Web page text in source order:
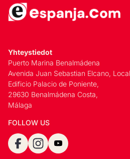
Yhteystiedot
Puerto Marina Benalmádena
Avenida Juan Sebastian Elcano,
Edificio Palacio de Poniente,
29630 Benalmádena Costa,
Málaga
FOLLOW US